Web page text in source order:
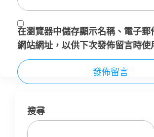
在瀏覽器中儲存顯示名稱、電子郵
網站網址，以供下次發佈留言時使
搜尋